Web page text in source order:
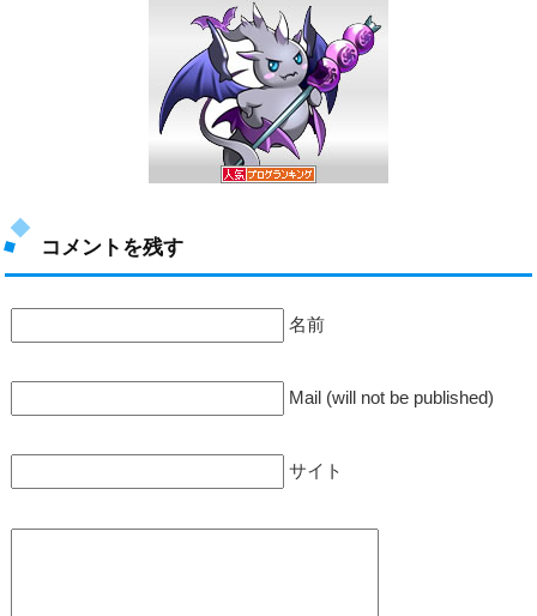
コメントを残す
名前
Mail (will not be published)
サイト